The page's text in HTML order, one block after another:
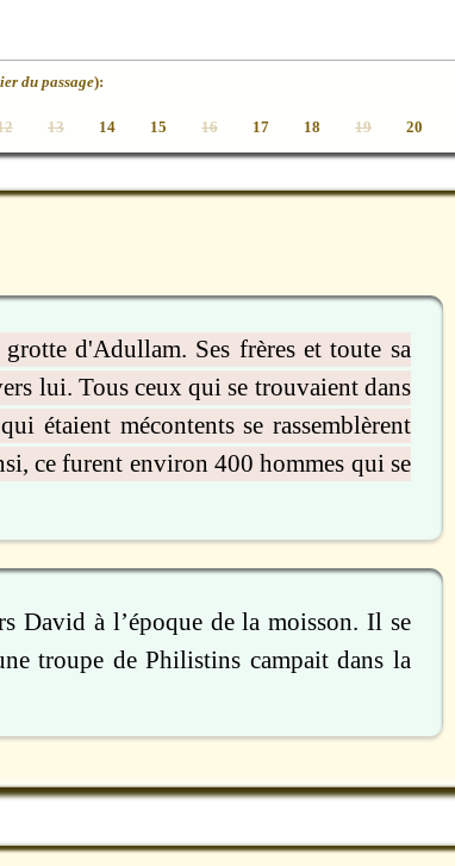
du passage):
13 14 15 16 17 18 19 20
d'Adullam. Ses frères et toute sa
lui. Tous ceux qui se trouvaient dans
étaient mécontents se rassemblèrent
ce furent environ 400 hommes qui se
David à l’époque de la moisson. Il se
troupe de Philistins campait dans la